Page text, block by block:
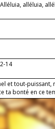
alléluia,
14
et tout-puissant,
ta bonté en ce
: puisque
nous adhérer